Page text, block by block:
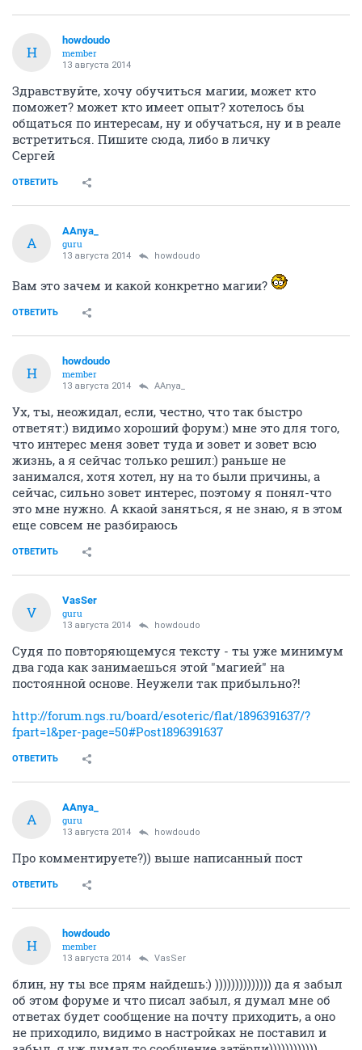
H
howdoudo
member
13 августа 2014
Здравствуйте, хочу обучиться магии, может кто
поможет? может кто имеет опыт? хотелось бы
общаться по интересам, ну и обучаться, ну и в реале
встретиться. Пишите сюда, либо в личку
Сергей
ОТВЕТИТЬ
A
AAnya_
guru
13 августа 2014 howdoudo
Вам это зачем и какой конкретно магии?
ОТВЕТИТЬ
H
howdoudo
member
13 августа 2014 AAnya_
Ух, ты, неожидал, если, честно, что так быстро
ответят:) видимо хороший форум:) мне это для того,
что интерес меня зовет туда и зовет и зовет всю
жизнь, а я сейчас только решил:) раньше не
занимался, хотя хотел, ну на то были причины, а
сейчас, сильно зовет интерес, поэтому я понял-что
это мне нужно. А ккаой заняться, я не знаю, я в этом
еще совсем не разбираюсь
ОТВЕТИТЬ
V
VasSer
guru
13 августа 2014 howdoudo
Судя по повторяющемуся тексту - ты уже минимум
два года как занимаешься этой "магией" на
постоянной основе. Неужели так прибыльно?!
http://forum.ngs.ru/board/esoteric/flat/1896391637/?
fpart=1&per-page=50#Post1896391637
ОТВЕТИТЬ
A
AAnya_
guru
13 августа 2014 howdoudo
Про комментируете?)) выше написанный пост
ОТВЕТИТЬ
H
howdoudo
member
13 августа 2014 VasSer
блин, ну ты все прям найдешь:) )))))))))))))) да я забыл
об этом форуме и что писал забыл, я думал мне об
ответах будет сообщение на почту приходить, а оно
не приходило, видимо в настройках не поставил и